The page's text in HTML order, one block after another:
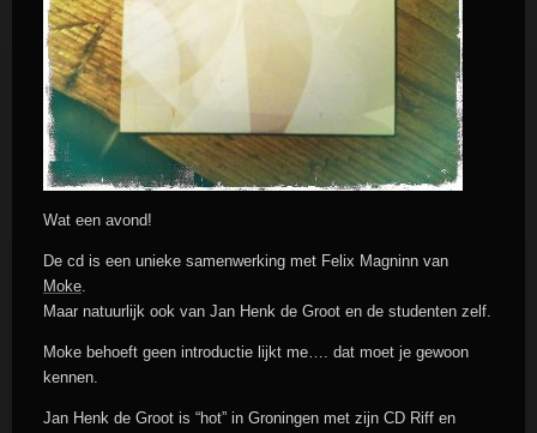
Wat een avond!
De cd is een unieke samenwerking met Felix Magninn van
Moke.
Maar natuurlijk ook van Jan Henk de Groot en de studenten zelf.
Moke behoeft geen introductie lijkt me…. dat moet je gewoon
kennen.
Jan Henk de Groot is “hot” in Groningen met zijn CD Riff en